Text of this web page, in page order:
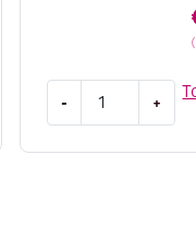
-
Dreamcatcher/
complete
+